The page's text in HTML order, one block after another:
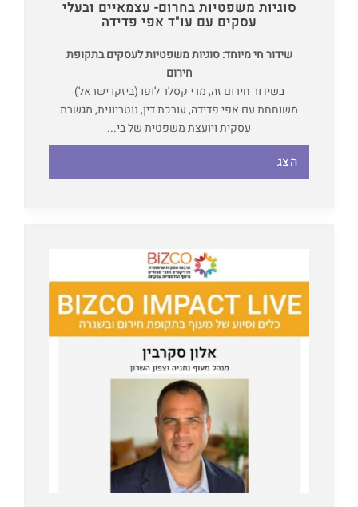
סוגיות משפטיות בחרום- עצמאיים ובעלי
עסקים עם עו"ד אפי פדידה
שידור חי מיוחד: סוגיות משפטיות לעסקים בתקופת
חירום
בשידור חירום זה, מרי קסלר לופו (ביזקו ישראל)
משוחחת עם אפי פדידה, עורכת דין, נוטריונית, מגשרת
עסקית ויועצת משפטית של בי...
הצג